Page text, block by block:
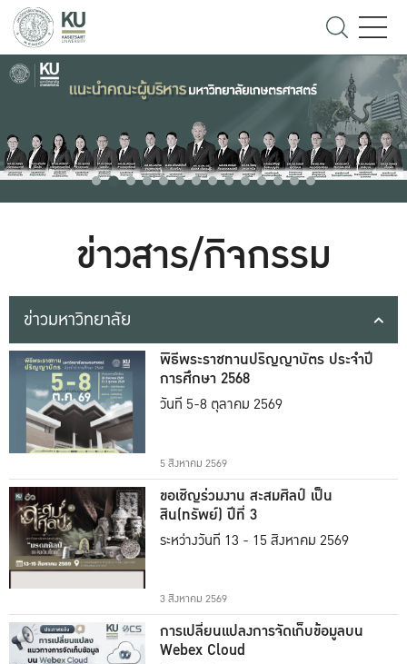
ข่าวสาร/กิจกรรม
ข่าวมหาวิทยาลัย
พิธีพระราชทานปริญญาบัตร ประจำปี
การศึกษา 2568
วันที่ 5-8 ตุลาคม 2569
5 สิงหาคม 2569
ขอเชิญร่วมงาน สะสมศิลป์ เป็น
สิน(ทรัพย์) ปีที่ 3
ระหว่างวันที่ 13 - 15 สิงหาคม 2569
3 สิงหาคม 2569
การเปลี่ยนแปลงการจัดเก็บข้อมูลบน
Webex Cloud